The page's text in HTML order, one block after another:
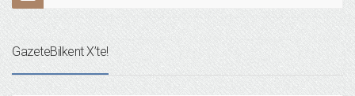
GazeteBilkent X’te!